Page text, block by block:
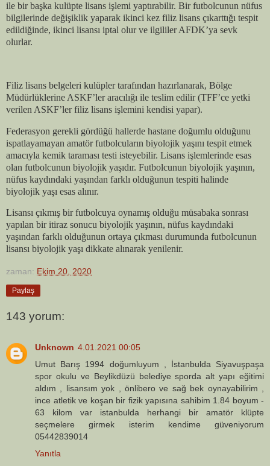
ile bir başka kulüpte lisans işlemi yaptırabilir. Bir futbolcunun nüfus
bilgilerinde değişiklik yaparak ikinci kez filiz lisans çıkarttığı tespit
edildiğinde, ikinci lisansı iptal olur ve ilgililer AFDK’ya sevk
olurlar.
Filiz lisans belgeleri kulüpler tarafından hazırlanarak, Bölge
Müdürlüklerine ASKF’ler aracılığı ile teslim edilir (TFF’ce yetki
verilen ASKF’ler filiz lisans işlemini kendisi yapar).
Federasyon gerekli gördüğü hallerde hastane doğumlu olduğunu
ispatlayamayan amatör futbolcuların biyolojik yaşını tespit etmek
amacıyla kemik taraması testi isteyebilir. Lisans işlemlerinde esas
olan futbolcunun biyolojik yaşıdır. Futbolcunun biyolojik yaşının,
nüfus kaydındaki yaşından farklı olduğunun tespiti halinde
biyolojik yaşı esas alınır.
Lisansı çıkmış bir futbolcuya oynamış olduğu müsabaka sonrası
yapılan bir itiraz sonucu biyolojik yaşının, nüfus kaydındaki
yaşından farklı olduğunun ortaya çıkması durumunda futbolcunun
lisansı biyolojik yaşı dikkate alınarak yenilenir.
zaman: Ekim 20, 2020
Paylaş
143 yorum:
Unknown 4.01.2021 00:05
Umut Barış 1994 doğumluyum , İstanbulda Siyavuşpaşa
spor okulu ve Beylikdüzü belediye sporda alt yapı eğitimi
aldım , lisansım yok , önlibero ve sağ bek oynayabilirim ,
ince atletik ve koşan bir fizik yapısına sahibim 1.84 boyum -
63 kilom var istanbulda herhangi bir amatör klüpte
seçmelere girmek isterim kendime güveniyorum
05442839014
Yanıtla